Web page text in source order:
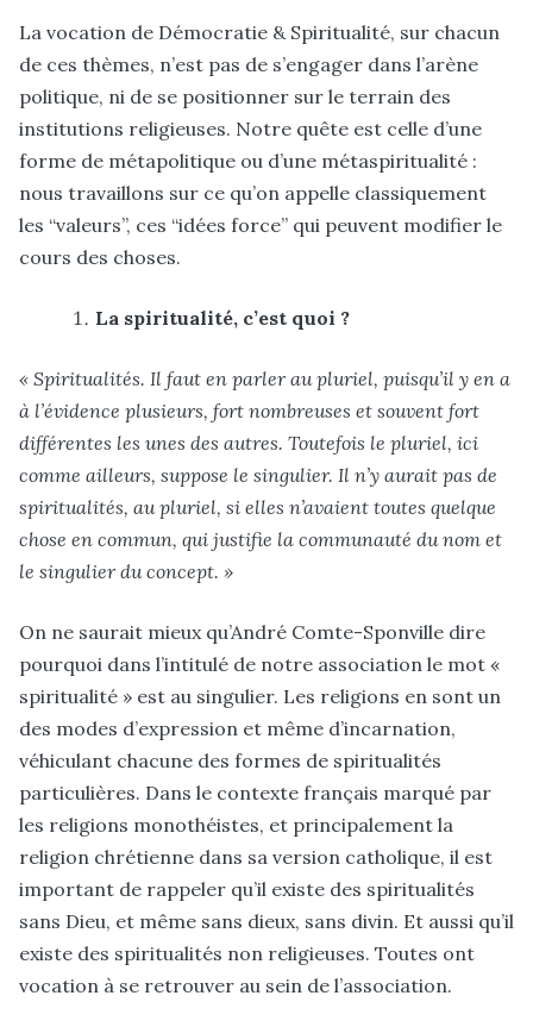
La vocation de Démocratie & Spiritualité, sur chacun
de ces thèmes, n’est pas de s’engager dans l’arène
politique, ni de se positionner sur le terrain des
institutions religieuses. Notre quête est celle d’une
forme de métapolitique ou d’une métaspiritualité :
nous travaillons sur ce qu’on appelle classiquement
les “valeurs”, ces “idées force” qui peuvent modifier le
cours des choses.
La spiritualité, c’est quoi ?
« Spiritualités. Il faut en parler au pluriel, puisqu’il y en a
à l’évidence plusieurs, fort nombreuses et souvent fort
différentes les unes des autres. Toutefois le pluriel, ici
comme ailleurs, suppose le singulier. Il n’y aurait pas de
spiritualités, au pluriel, si elles n’avaient toutes quelque
chose en commun, qui justifie la communauté du nom et
le singulier du concept. »
On ne saurait mieux qu’André Comte-Sponville dire
pourquoi dans l’intitulé de notre association le mot «
spiritualité » est au singulier. Les religions en sont un
des modes d’expression et même d’incarnation,
véhiculant chacune des formes de spiritualités
particulières. Dans le contexte français marqué par
les religions monothéistes, et principalement la
religion chrétienne dans sa version catholique, il est
important de rappeler qu’il existe des spiritualités
sans Dieu, et même sans dieux, sans divin. Et aussi qu’il
existe des spiritualités non religieuses. Toutes ont
vocation à se retrouver au sein de l’association.